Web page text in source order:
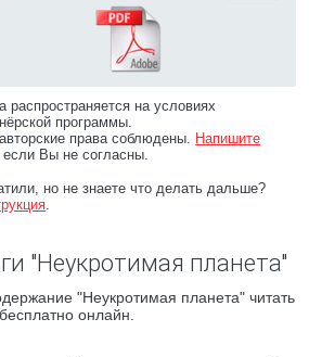
распространяется на условиях
программы.
права соблюдены. Напишите
если Вы не согласны.
но не знаете что делать дальше?
.
"Неукротимая планета"
"Неукротимая планета" читать
бесплатно онлайн.